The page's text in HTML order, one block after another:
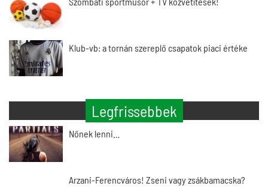
Klub-vb: a tornán szereplő csapatok piaci értéke
Legfrissebbek
Nőnek lenni…
Arzani-Ferencváros! Zseni vagy zsákbamacska?